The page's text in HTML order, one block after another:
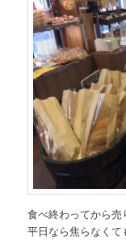
食べ終わってから売
平日なら焦らなくて